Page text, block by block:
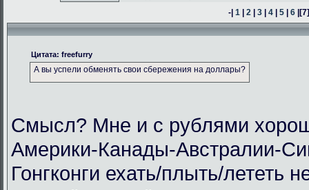
-|1 |2 |3 |4 |5 |6 |
Цитата: freefurry
А вы успели обменять свои сбережения на доллары?
Смысл? Мне и с рублями
Америки-Канады-Австралии-
Гонгконги ехать/плыть/лететь